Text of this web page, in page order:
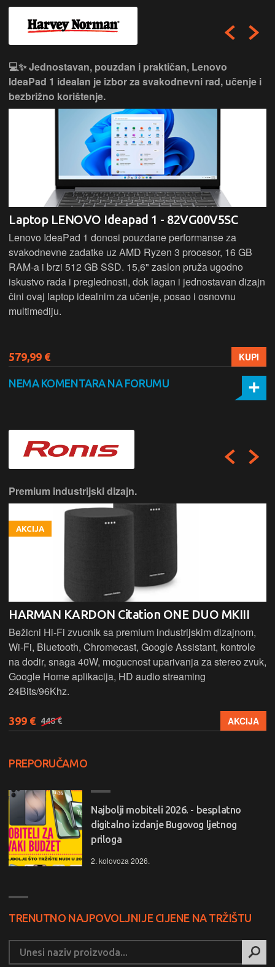
💻✨ Jednostavan, pouzdan i praktičan, Lenovo
IdeaPad 1 idealan je izbor za svakodnevni rad, učenje i
bezbrižno korištenje.
Laptop LENOVO Ideapad 1 - 82VG00V5SC
Lenovo IdeaPad 1 donosi pouzdane performanse za
svakodnevne zadatke uz AMD Ryzen 3 procesor, 16 GB
RAM-a i brzi 512 GB SSD. 15,6" zaslon pruža ugodno
iskustvo rada i preglednosti, dok lagan i jednostavan dizajn
čini ovaj laptop idealnim za učenje, posao i osnovnu
multimediju.
579,99 € KUPI
NEMA KOMENTARA NA FORUMU
Premium industrijski dizajn.
AKCIJA
HARMAN KARDON Citation ONE DUO MKIII
Bežicni Hi-Fi zvucnik sa premium industrijskim dizajnom,
Wi-Fi, Bluetooth, Chromecast, Google Assistant, kontrole
na dodir, snaga 40W, mogucnost uparivanja za stereo zvuk,
Google Home aplikacija, HD audio streaming
24Bits/96Khz.
399 € 448 € AKCIJA
PREPORUČAMO
Najbolji mobiteli 2026. - besplatno
digitalno izdanje Bugovog ljetnog
priloga
2. kolovoza 2026.
TRENUTNO NAJPOVOLJNIJE CIJENE NA TRŽIŠTU